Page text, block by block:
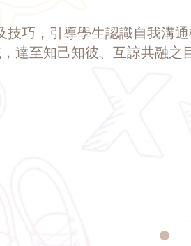
巧，引導學生認識自我溝
達至知己知彼、互諒共融之